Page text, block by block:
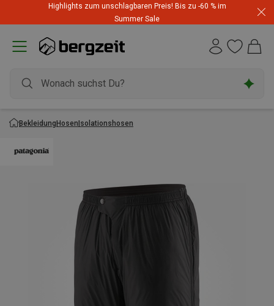
Highlights zum unschlagbaren Preis! Bis zu -60 % im
Summer Sale
BekleidungHosenIsolationshosen